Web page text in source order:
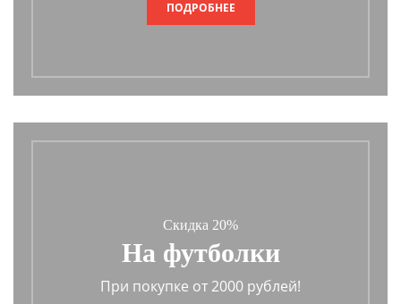
ПОДРОБНЕЕ
Скидка 20%
На футболки
При покупке от 2000 рублей!